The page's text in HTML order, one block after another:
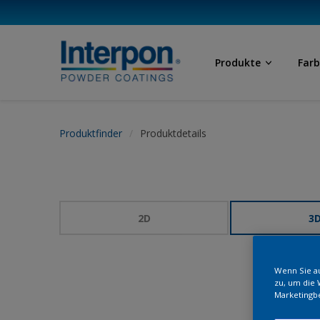
Produkte
Produktfinder Produktdetails
2D 3D
Wenn Sie
zu, um die